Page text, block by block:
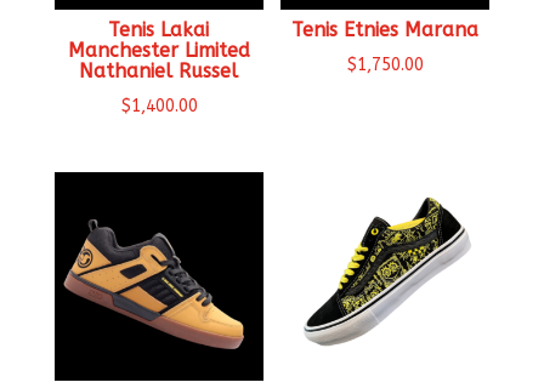
Tenis Lakai
Manchester Limited
Nathaniel Russel
$1,400.00
Tenis Etnies Marana
$1,750.00